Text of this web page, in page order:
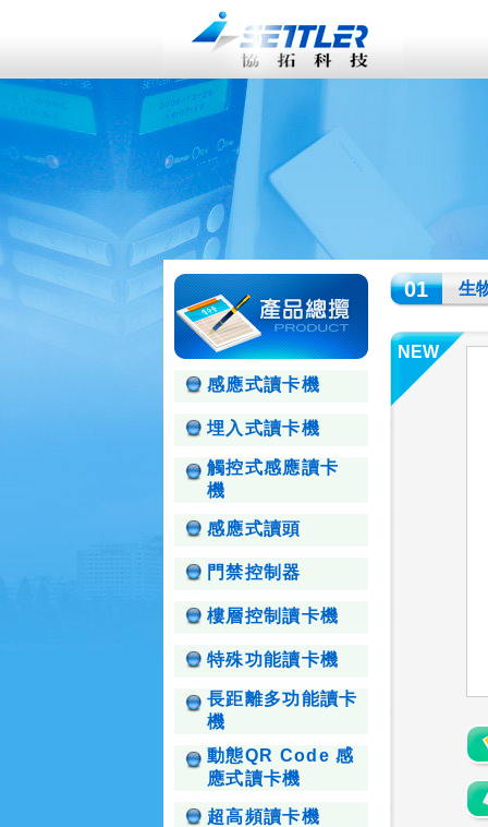
感應式讀卡機
埋入式讀卡機
觸控式感應讀卡
機
感應式讀頭
門禁控制器
樓層控制讀卡機
特殊功能讀卡機
長距離多功能讀卡
機
動態QR Code 感
應式讀卡機
超高頻讀卡機
01 生
NEW